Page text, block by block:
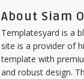
About Siam
Templatesyard is a
site is a provider of
template with
and robust design.